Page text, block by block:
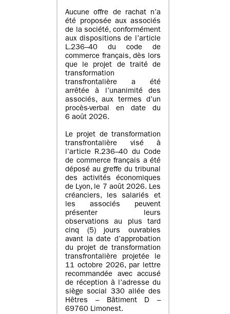
Aucune offre de rachat n’a
été proposée aux associés
de la société, conformément
aux dispositions de l’article
L.236–40 du code de
commerce français, dès lors
que le projet de traité de
transformation
transfrontalière a été
arrêtée à l’unanimité des
associés, aux termes d’un
procès-verbal en date du
6 août 2026.
Le projet de transformation
transfrontalière visé à
l’article R.236–40 du Code
de commerce français a été
déposé au greffe du tribunal
des activités économiques
de Lyon, le 7 août 2026. Les
créanciers, les salariés et
les associés peuvent
présenter leurs
observations au plus tard
cinq (5) jours ouvrables
avant la date d’approbation
du projet de transformation
transfrontalière projetée le
11 octobre 2026, par lettre
recommandée avec accusé
de réception à l’adresse du
siège social 330 allée des
Hêtres – Bâtiment D –
69760 Limonest.